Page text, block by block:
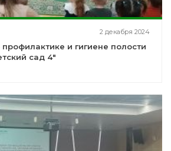
2 декабря 2024
и гигиене полости
сад 4"